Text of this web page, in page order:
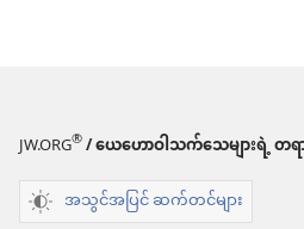
JW.ORG®/ ယေဟောဝါသက်သေများရဲ့
အသွင်အပြင် ဆက်တင်များ